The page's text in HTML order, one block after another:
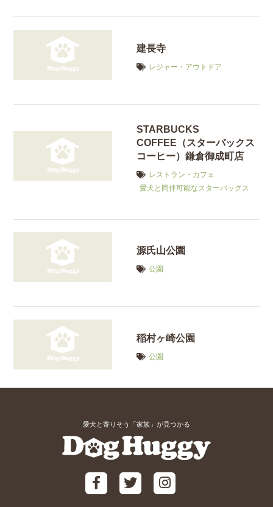
建長寺
レジャー・アウトドア
STARBUCKS
COFFEE（スターバックス
コーヒー）鎌倉御成町店
レストラン・カフェ
愛犬と同伴可能なスターバックス
源氏山公園
公園
稲村ヶ崎公園
公園
愛犬と寄りそう「家族」が見つかる